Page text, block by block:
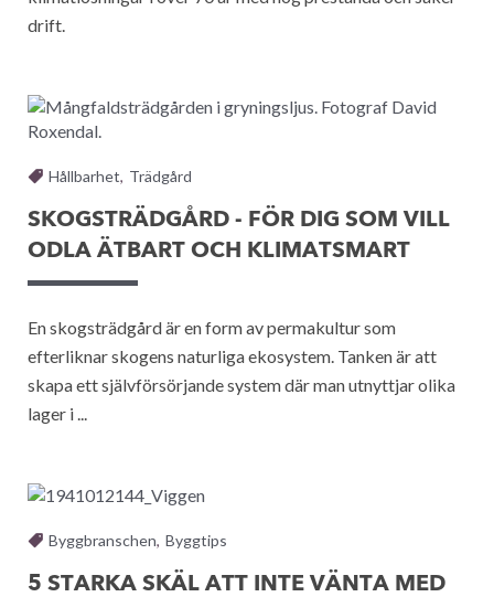
drift.
Hållbarhet, Trädgård
SKOGSTRÄDGÅRD - FÖR DIG SOM VILL
ODLA ÄTBART OCH KLIMATSMART
En skogsträdgård är en form av permakultur som
efterliknar skogens naturliga ekosystem. Tanken är att
skapa ett självförsörjande system där man utnyttjar olika
lager i ...
Byggbranschen, Byggtips
5 STARKA SKÄL ATT INTE VÄNTA MED